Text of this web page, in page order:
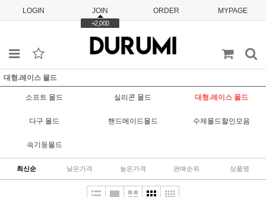
LOGIN JOIN
+2,000
ORDER MYPAGE
대형.레이스 몰드
소프트 몰드 실리콘 몰드 대형.레이스 몰드
다구 몰드 핸드메이드몰드 수제몰드할인모음
속기둥몰드
최신순 낮은가격 높은가격 판매순위 상품명